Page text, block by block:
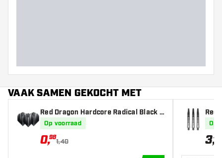
VAAK SAMEN GEKOCHT MET
Red Dragon Hardcore Radical Black F
lash - Dart Flights
Op voorraad
0,98
1,40
Red
tOp
3,45